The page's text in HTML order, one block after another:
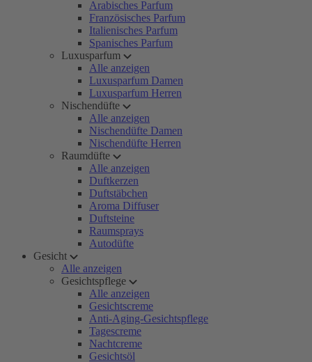
Arabisches Parfum
Französisches Parfum
Italienisches Parfum
Spanisches Parfum
Luxusparfum
Alle anzeigen
Luxusparfum Damen
Luxusparfum Herren
Nischendüfte
Alle anzeigen
Nischendüfte Damen
Nischendüfte Herren
Raumdüfte
Alle anzeigen
Duftkerzen
Duftstäbchen
Aroma Diffuser
Duftsteine
Raumsprays
Autodüfte
Gesicht
Alle anzeigen
Gesichtspflege
Alle anzeigen
Gesichtscreme
Anti-Aging-Gesichtspflege
Tagescreme
Nachtcreme
Gesichtsöl